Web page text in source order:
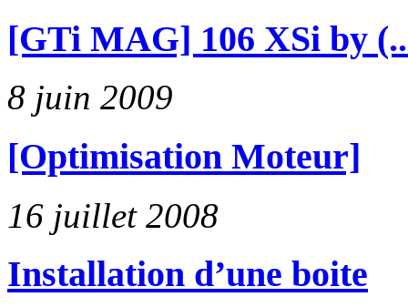
[GTi MAG] 106 XSi by
8 juin 2009
[Optimisation Moteur]
16 juillet 2008
Installation d’une boite